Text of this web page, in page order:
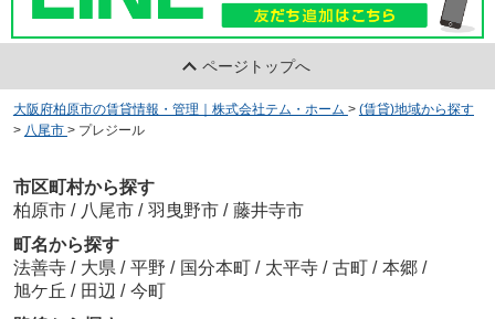
ページトップへ
大阪府柏原市の賃貸情報・管理｜株式会社テム・ホーム > (賃貸)地域から探す
> 八尾市 > プレジール
市区町村から探す
柏原市 / 八尾市 / 羽曳野市 / 藤井寺市
町名から探す
法善寺 / 大県 / 平野 / 国分本町 / 太平寺 / 古町 / 本郷 /
旭ケ丘 / 田辺 / 今町